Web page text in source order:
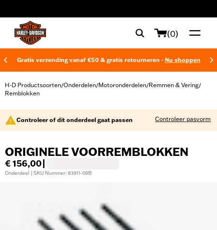
(0)
Gratis verzending vanaf €50 & gratis retourneren - Nu shoppen
H-D Productsoorten/Onderdelen/Motoronderdelen/Remmen & Vering/
Remblokken
Controleer of dit onderdeel gaat passen Controleer pasvorm
ORIGINELE VOORREMBLOKKEN
€ 156,00
Onderdeel | SKU Nummer: 83911-09B